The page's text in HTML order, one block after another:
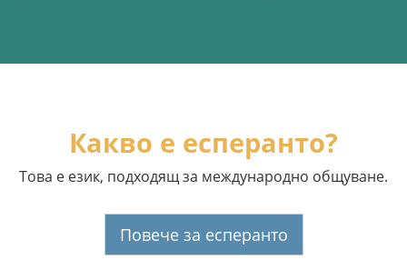
Какво е есперанто?
Това е език, подходящ за международно общуване.
Повече за есперанто